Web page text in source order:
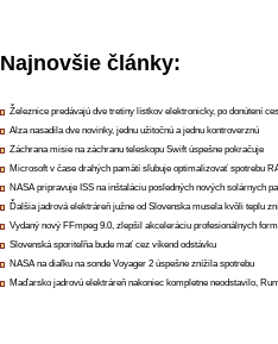
Najnovšie články:
Železnice predávajú dve tretiny lístkov elektronicky, po donútení
Alza nasadila dve novinky, jednu užitočnú a jednu kontroverznú
Záchrana misie na záchranu teleskopu Swift úspešne pokračuje
Microsoft v čase drahých pamätí sľubuje optimalizovať spotrebu
NASA pripravuje ISS na inštaláciu posledných nových solárnych
Ďalšia jadrová elektráreň južne od Slovenska musela kvôli teplu
Vydaný nový FFmpeg 9.0, zlepšil akceleráciu profesionálnych
Slovenská sporiteľňa bude mať cez víkend odstávku
NASA na diaľku na sonde Voyager 2 úspešne znížila spotrebu
Maďarsko jadrovú elektráreň nakoniec kompletne neodstavilo,